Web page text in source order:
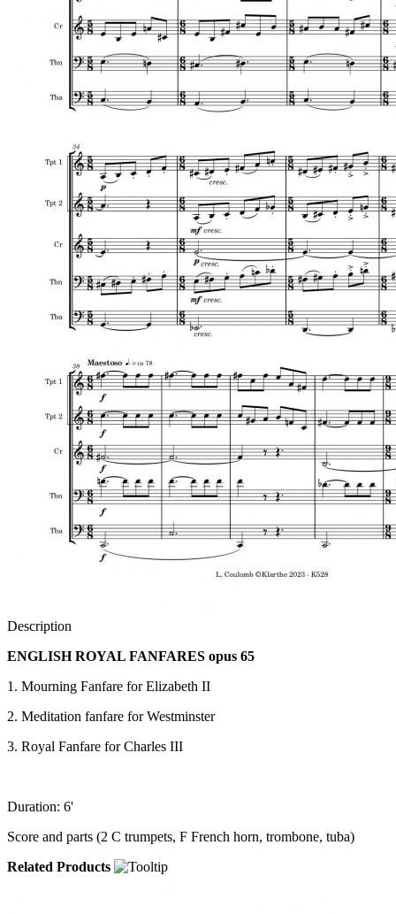
Description
ENGLISH ROYAL FANFARES opus 65
1. Mourning Fanfare for Elizabeth II
2. Meditation fanfare for Westminster
3. Royal Fanfare for Charles III
Duration: 6'
Score and parts (2 C trumpets, F French horn, trombone, tuba)
Related Products